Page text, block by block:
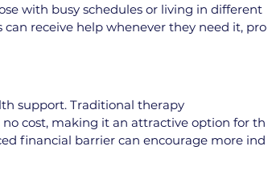
with busy schedules or living in different
receive help whenever they need it, pro
support. Traditional therapy
cost, making it an attractive option for th
financial barrier can encourage more ind